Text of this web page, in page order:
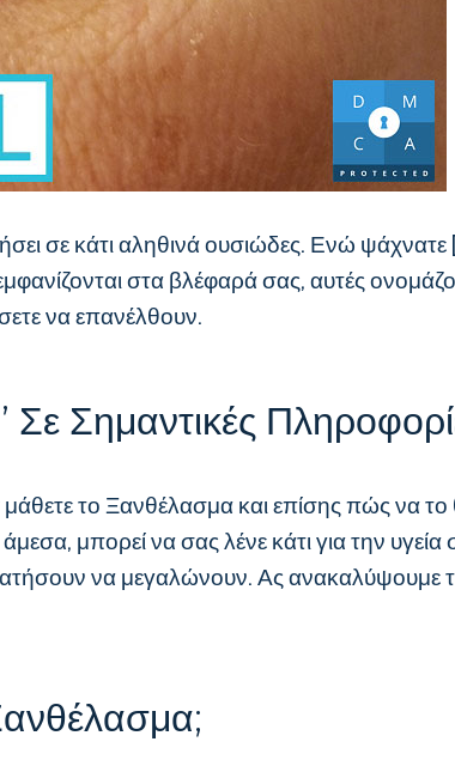
σε κάτι αληθινά ουσιώδες. Ενώ
στα βλέφαρά σας, αυτές
να επανέλθουν.
Σημαντικές
το Ξανθέλασμα και επίσης πώς να το
άμεσα, μπορεί να σας λένε κάτι για την
να μεγαλώνουν. Ας ανακαλύψουμε τι